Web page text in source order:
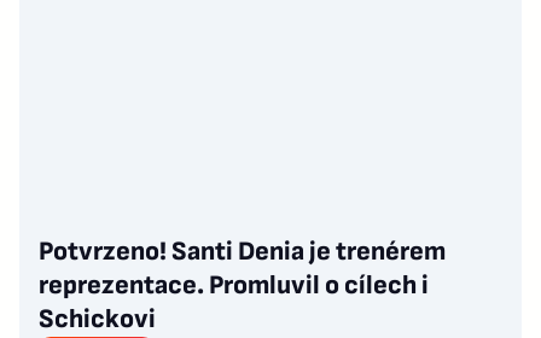
Potvrzeno! Santi Denia je trenérem
reprezentace. Promluvil o cílech i
Schickovi